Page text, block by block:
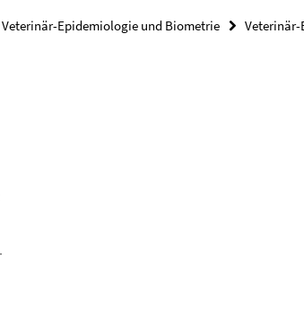
Veterinär-Epidemiologie und Biometrie